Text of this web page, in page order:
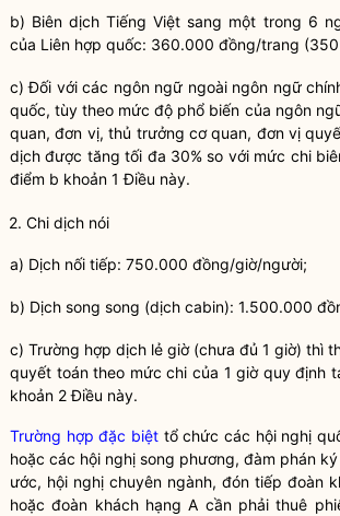
b) Biên dịch Tiếng Việt sang một trong 6
của Liên hợp quốc: 360.000 đồng/trang
c) Đối với các ngôn ngữ ngoài ngôn ngữ
quốc, tùy theo mức độ phổ biến của ngôn
quan, đơn vị, thủ trưởng cơ quan, đơn vị
dịch được tăng tối đa 30% so với mức chi
điểm b khoản 1 Điều này.
2. Chi dịch nói
a) Dịch nối tiếp: 750.000 đồng/giờ/người;
b) Dịch song song (dịch cabin): 1.500.000
c) Trường hợp dịch lẻ giờ (chưa đủ 1 giờ) thì
quyết toán theo mức chi của 1 giờ quy định
khoản 2 Điều này.
Trường hợp đặc biệttổ chức các hội nghị
hoặc các hội nghị song phương, đàm phán
ước, hội nghị chuyên ngành, đón tiếp đoàn
hoặc đoàn khách hạng A cần phải thuê